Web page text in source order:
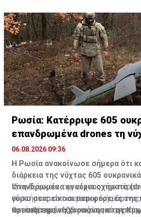
Ρωσία: Κατέρριψε 605
επανδρωμένα drones τη
06.08.2026 09:36
Η Ρωσία ανακοίνωσε σήμερα ότι
διάρκεια της νύχτας 605
επανδρωμένα εναέρια οχήματα
γύρω στις είκοσι περιφέρειές της
προσαρτημένη χερσόνησο της
"Στη διάρκεια της νύχτας που
συστήματα αντιαεροπορικής άμυνας
κατέστρεψαν 605 ουκρανικά μη
Οι επιθέσεις είχαν κυρίως στο